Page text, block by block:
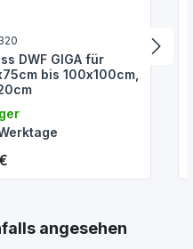
DWF GIGA für
bis 100x100cm,
angesehen